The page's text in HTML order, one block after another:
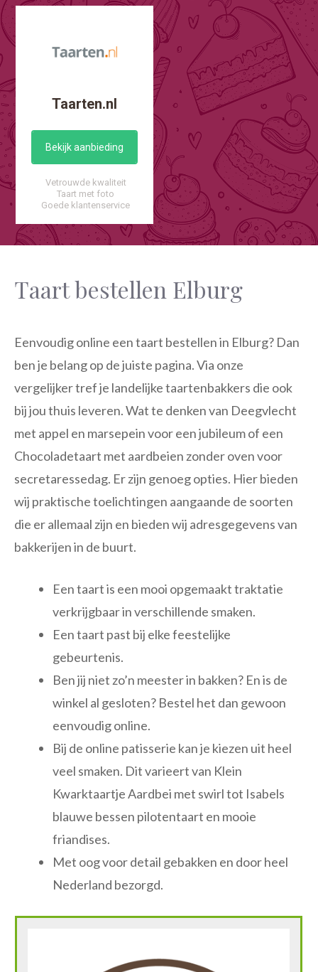
Taarten.nl
Bekijk aanbieding
Vetrouwde kwaliteit
Taart met foto
Goede klantenservice
Taart bestellen Elburg
Eenvoudig online een taart bestellen in Elburg? Dan
ben je belang op de juiste pagina. Via onze
vergelijker tref je landelijke taartenbakkers die ook
bij jou thuis leveren. Wat te denken van Deegvlecht
met appel en marsepein voor een jubileum of een
Chocoladetaart met aardbeien zonder oven voor
secretaressedag. Er zijn genoeg opties. Hier bieden
wij praktische toelichtingen aangaande de soorten
die er allemaal zijn en bieden wij adresgegevens van
bakkerijen in de buurt.
Een taart is een mooi opgemaakt traktatie
verkrijgbaar in verschillende smaken.
Een taart past bij elke feestelijke
gebeurtenis.
Ben jij niet zo’n meester in bakken? En is de
winkel al gesloten? Bestel het dan gewoon
eenvoudig online.
Bij de online patisserie kan je kiezen uit heel
veel smaken. Dit varieert van Klein
Kwarktaartje Aardbei met swirl tot Isabels
blauwe bessen pilotentaart en mooie
friandises.
Met oog voor detail gebakken en door heel
Nederland bezorgd.